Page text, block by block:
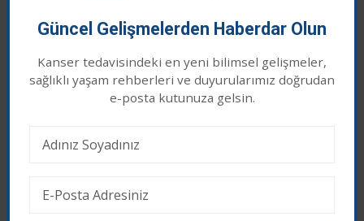
Son Eklenen Haberler
Çerez İzni
çerezler kullanıyoruz. Üçüncü taraf çerezleri kabul
Güncel Gelişmelerden Haberdar Olun
Kanser tedavisindeki en yeni bilimsel gelişmeler,
sağlıklı yaşam rehberleri ve duyurularımız doğrudan
e-posta kutunuza gelsin.